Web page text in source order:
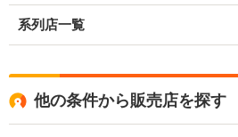
系列店一覧
他の条件から販売店を探す